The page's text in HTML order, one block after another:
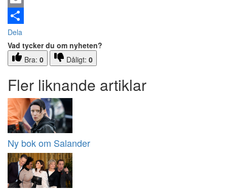
Email
Dela
Vad tycker du om nyheten?
Bra: 0 Dåligt: 0
Fler liknande artiklar
Ny bok om Salander